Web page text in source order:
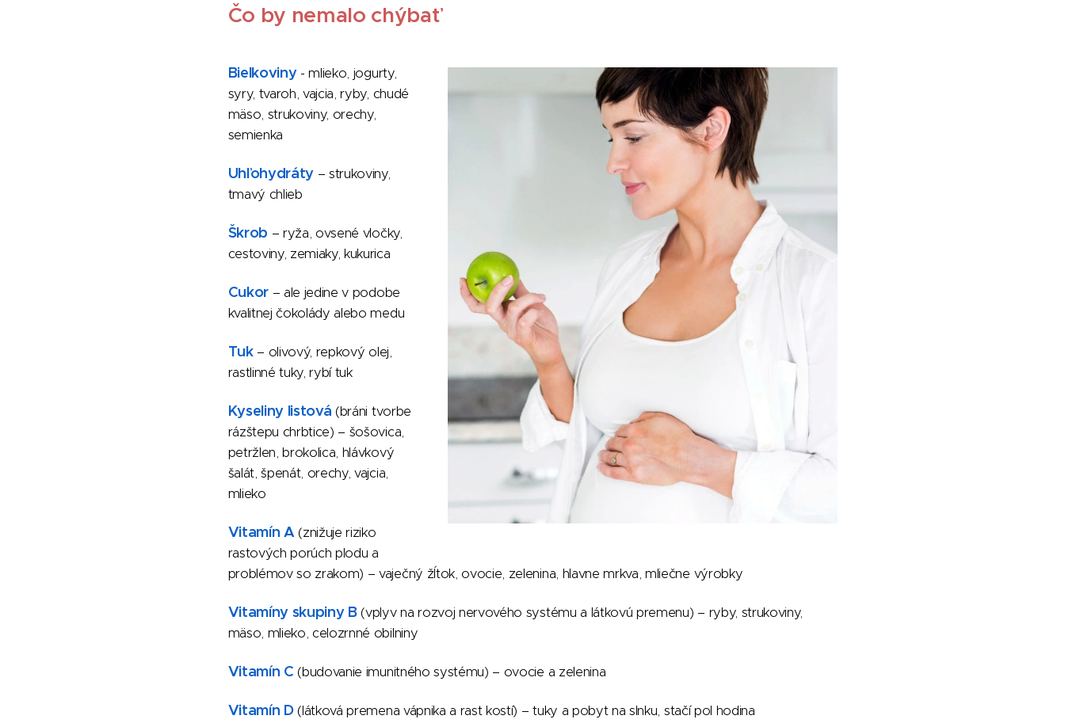
Čo by nemalo chýbať
Bielkoviny- mlieko, jogurty,
syry, tvaroh, vajcia, ryby, chudé
mäso, strukoviny, orechy,
semienka
Uhľohydráty– strukoviny,
tmavý chlieb
Škrob – ryža, ovsené vločky,
cestoviny, zemiaky, kukurica
Cukor– ale jedine v podobe
kvalitnej čokolády alebo medu
Tuk – olivový, repkový olej,
rastlinné tuky, rybí tuk
Kyseliny listová (bráni tvorbe
rázštepu chrbtice) – šošovica,
petržlen, brokolica, hlávkový
šalát, špenát, orechy, vajcia,
mlieko
Vitamín A(znižuje riziko
rastových porúch plodu a
problémov so zrakom) – vaječný žĺtok, ovocie, zelenina, hlavne mrkva, mliečne výrobky
Vitamíny skupiny B (vplyv na rozvoj nervového systému a látkovú premenu) – ryby, strukoviny,
mäso, mlieko, celozrnné obilniny
Vitamín C (budovanie imunitného systému) – ovocie a zelenina
Vitamín D(látková premena vápnika a rast kostí) – tuky a pobyt na slnku, stačí pol hodina